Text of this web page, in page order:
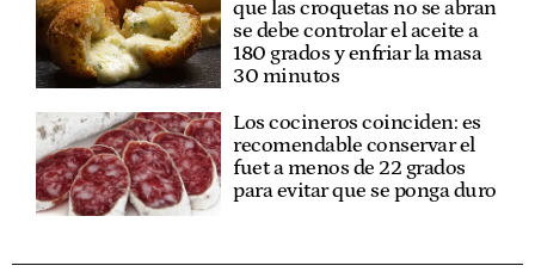
que las croquetas no se abran
se debe controlar el aceite a
180 grados y enfriar la masa
30 minutos
Los cocineros coinciden: es
recomendable conservar el
fuet a menos de 22 grados
para evitar que se ponga duro